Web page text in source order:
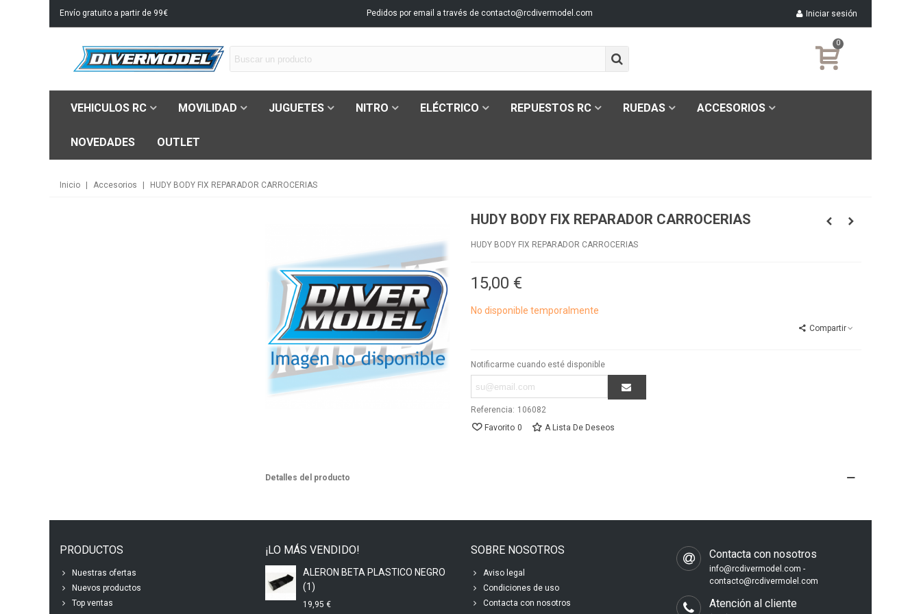
Envío gratuito a partir de 99€ Pedidos por email a través de contacto@rcdivermodel.com Iniciar sesión
0
VEHICULOS RC MOVILIDAD JUGUETES NITRO ELÉCTRICO REPUESTOS RC RUEDAS ACCESORIOS
NOVEDADES OUTLET
Inicio Accesorios HUDY BODY FIX REPARADOR CARROCERIAS
HUDY BODY FIX REPARADOR CARROCERIAS
HUDY BODY FIX REPARADOR CARROCERIAS
15,00 €
No disponible temporalmente
Compartir
Notificarme cuando esté disponible
Referencia: 106082
Favorito 0 A Lista De Deseos
Detalles del producto
PRODUCTOS
Nuestras ofertas
Nuevos productos
Top ventas
¡LO MÁS VENDIDO!
ALERON BETA PLASTICO NEGRO
(1)
19,95 €
SOBRE NOSOTROS
Aviso legal
Condiciones de uso
Contacta con nosotros
Contacta con nosotros
info@rcdivermodel.com -
contacto@rcdivermolel.com
Atención al cliente